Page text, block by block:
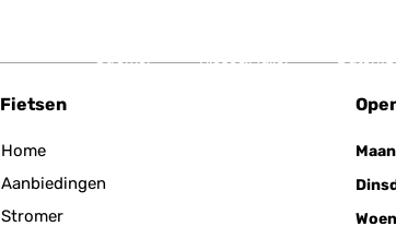
Stromer Riese&Müller
Fietsen
Home
Aanbiedingen
Stromer